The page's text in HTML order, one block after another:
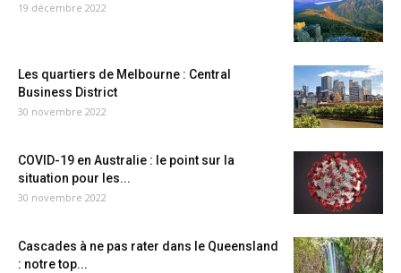
19 décembre 2022
Les quartiers de Melbourne : Central
Business District
30 novembre 2022
COVID-19 en Australie : le point sur la
situation pour les...
30 novembre 2022
Cascades à ne pas rater dans le Queensland
: notre top...